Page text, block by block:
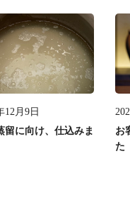
12月9日
留に向け、仕込みま
お
た